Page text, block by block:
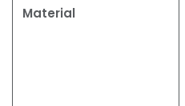
Material